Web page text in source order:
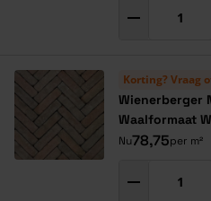
Korting? Vraag
Wienerberger
Waalformaat
Nu78,75per m²